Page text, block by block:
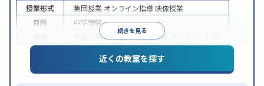
続きを見る
授業形式
集団授業 オンライン指導映像授業
目的
中学受験
学習にPC・タブレットを利用
近くの教室を探す